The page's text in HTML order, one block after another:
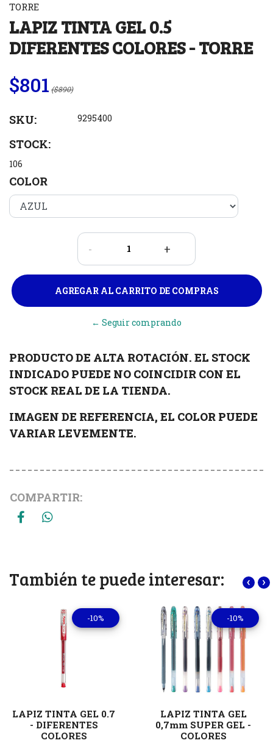
TORRE
LAPIZ TINTA GEL 0.5
DIFERENTES COLORES - TORRE
$801 ($890)
SKU: 9295400
STOCK:
106
COLOR
- +
← Seguir comprando
PRODUCTO DE ALTA ROTACIÓN. EL STOCK
INDICADO PUEDE NO COINCIDIR CON EL
STOCK REAL DE LA TIENDA.
IMAGEN DE REFERENCIA, EL COLOR PUEDE
VARIAR LEVEMENTE.
COMPARTIR:
También te puede interesar:
-10%
LAPIZ TINTA GEL 0.7
- DIFERENTES
COLORES
-10%
LAPIZ TINTA GEL
0,7mm SUPER GEL -
COLORES
‹ ›